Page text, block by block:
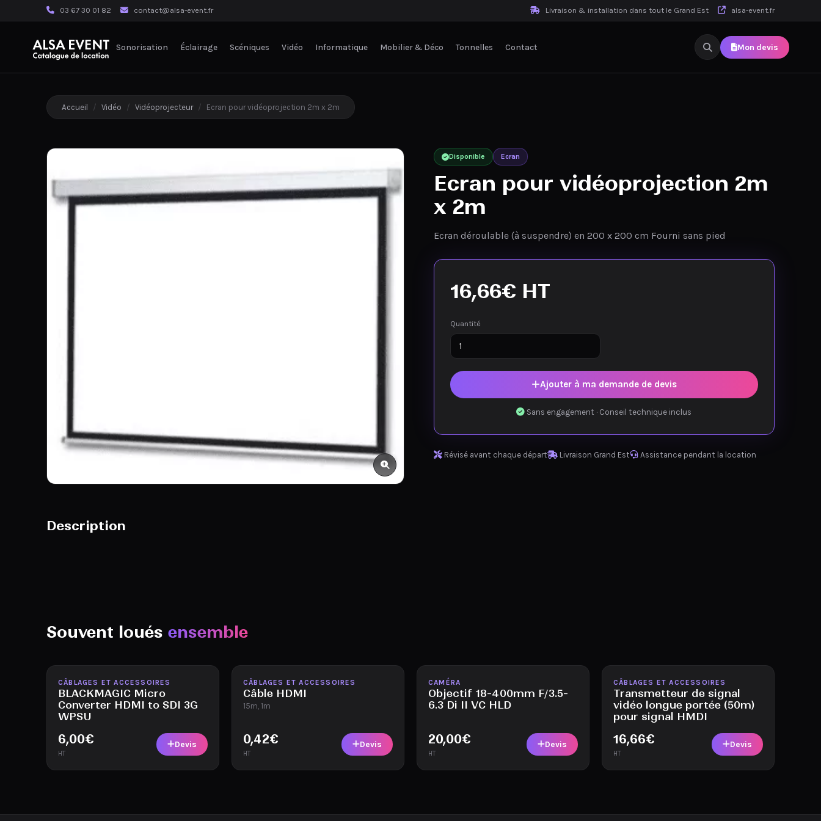
03 67 30 01 82 contact@alsa-event.fr Livraison & installation dans tout le Grand Est alsa-event.fr
Sonorisation Éclairage Scéniques Vidéo Informatique Mobilier & Déco Tonnelles Contact Mon devis
Accueil / Vidéo / Vidéoprojecteur / Ecran pour vidéoprojection 2m x 2m
Disponible Ecran
Ecran pour vidéoprojection 2m
x 2m
Ecran déroulable (à suspendre) en 200 x 200 cm Fourni sans pied
16,66€ HT
Quantité
Ajouter à ma demande de devis
Sans engagement · Conseil technique inclus
Révisé avant chaque départ Livraison Grand Est Assistance pendant la location
Description
Souvent loués ensemble
Disponible
CÂBLAGES ET ACCESSOIRES
BLACKMAGIC Micro
Converter HDMI to SDI 3G
WPSU
6,00€
HT
Devis
Disponible
CÂBLAGES ET ACCESSOIRES
Câble HDMI
15m, 1m
0,42€
HT
Devis
Disponible
CAMÉRA
Objectif 18-400mm F/3.5-
6.3 Di II VC HLD
20,00€
HT
Devis
Disponible
CÂBLAGES ET ACCESSOIRES
Transmetteur de signal
vidéo longue portée (50m)
pour signal HMDI
16,66€
HT
Devis